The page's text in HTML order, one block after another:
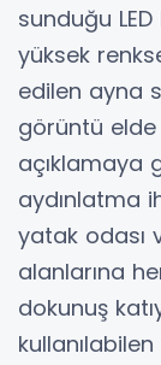
sunduğu LED
yüksek
edilen ayna
görüntü elde
açıklamaya
aydınlatma
yatak odası
alanlarına
dokunuş